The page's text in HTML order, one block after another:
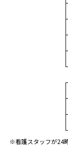
※看護スタッフが24